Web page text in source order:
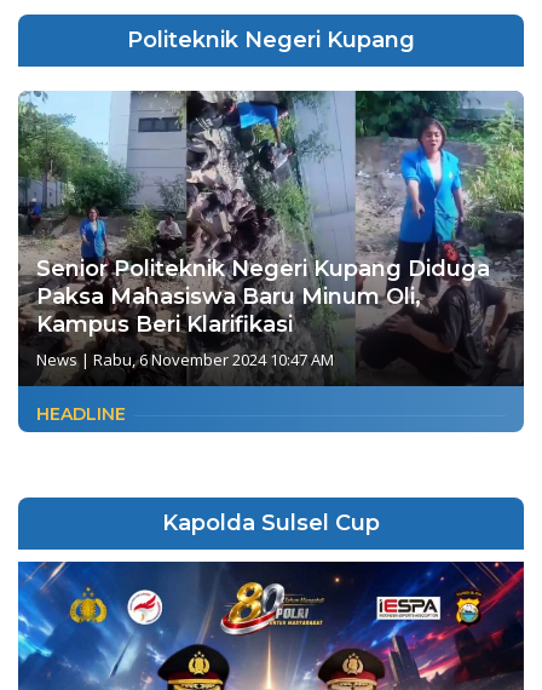
Politeknik Negeri Kupang
Senior Politeknik Negeri Kupang Diduga
Paksa Mahasiswa Baru Minum Oli,
Kampus Beri Klarifikasi
News| Rabu, 6 November 2024 10:47 AM
HEADLINE
Kapolda Sulsel Cup